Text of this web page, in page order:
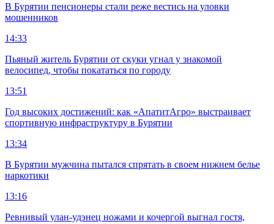
В Бурятии пенсионеры стали реже вестись на уловки
мошенников
14:33
Пьяный житель Бурятии от скуки угнал у знакомой
велосипед, чтобы покататься по городу
13:51
Год высоких достижений: как «АпатитАгро» выстраивает
спортивную инфраструктуру в Бурятии
13:34
В Бурятии мужчина пытался спрятать в своем нижнем белье
наркотики
13:16
Ревнивый улан-удэнец ножами и кочергой выгнал гостя,